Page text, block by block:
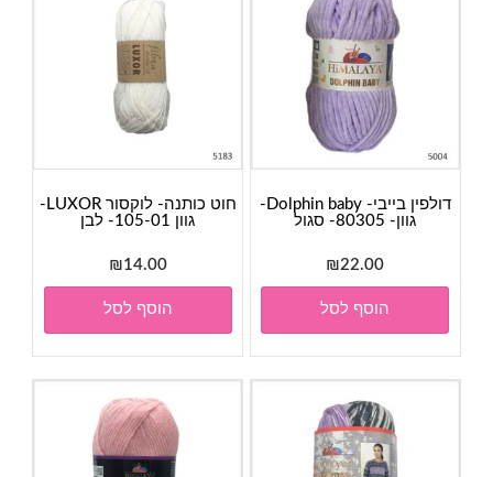
דולפין בייבי- Dolphin baby-
גוון- 80305- סגול
₪22.00
הוסף לסל
חוט כותנה- לוקסור LUXOR-
גוון 105-01- לבן
₪14.00
הוסף לסל